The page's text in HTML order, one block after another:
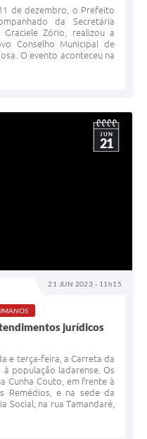
de dezembro, o Prefeito
da Secretária
Graciele Zório, realizou a
Conselho Municipal de
O evento aconteceu na
21 JUN 2023 - 11h15
JUN
21
jurídicos
e terça-feira, a Carreta da
população ladarense. Os
Cunha Couto, em frente à
Remédios, e na sede da
Social, na rua Tamandaré,